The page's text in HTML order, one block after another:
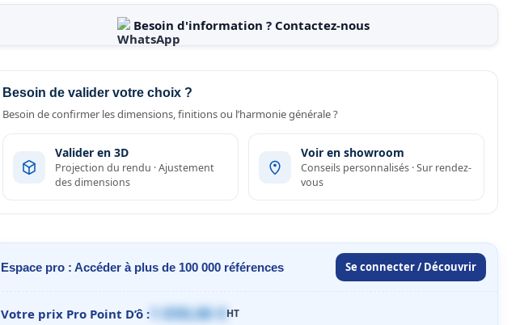
Besoin d'information ? Contactez-nous
Besoin de valider votre choix ?
Besoin de confirmer les dimensions, finitions ou l’harmonie générale ?
Valider en 3D
Projection du rendu · Ajustement
des dimensions
Voir en showroom
Conseils personnalisés · Sur rendez-
vous
Espace pro : Accéder à plus de 100 000 références Se connecter / Découvrir
Votre prix Pro Point D’ô : 1 059,00 €HT